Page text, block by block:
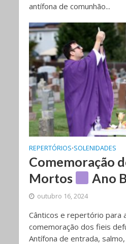
antífona de comunhão...
REPERTÓRIOS•SOLENIDADES
Comemoração
Mortos
Ano
outubro 16, 2024
Cânticos e repertório para
comemoração dos fieis
Antífona de entrada,